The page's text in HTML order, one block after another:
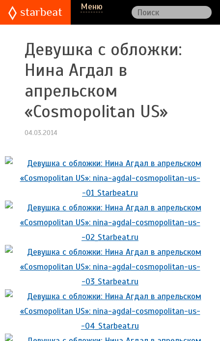
Меню
Девушка с обложки:
Нина Агдал в
апрельском
«Cosmopolitan US»
04.03.2014